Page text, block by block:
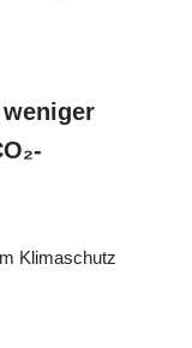
Klimaschutz